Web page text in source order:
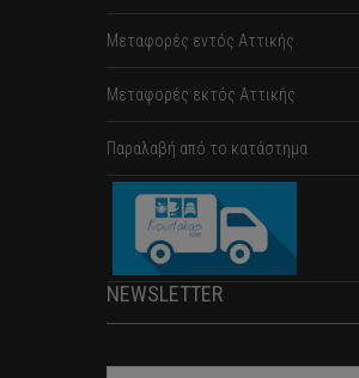
Mεταφορές εντός Αττικής
Μεταφορές εκτός Αττικής
Παραλαβή από το κατάστημα
NEWSLETTER